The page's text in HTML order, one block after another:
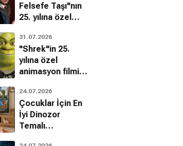
A Simple Rhythm
Felsefe Taşı"nın
25. yılına özel
bilinmeyenleri!
31.07.2026
"Shrek"in 25.
yılına özel
animasyon filmin
24.07.2026
Çocuklar İçin En
İyi Dinozor
Temalı